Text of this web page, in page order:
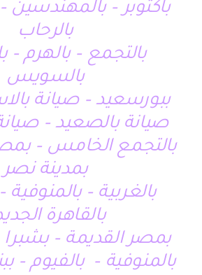
باكتوبر – بالمهندسين
بالرحاب
بالتجمع – بالهرم –
بالسويس
ببورسعيد – صيانة
صيانة بالصعيد –
بالتجمع الخامس –
بمدينة نصر
بالغربية – بالمنوفية
بالقاهرة
بمصر القديمة – بشبرا
بالمنوفية – بالفيوم –